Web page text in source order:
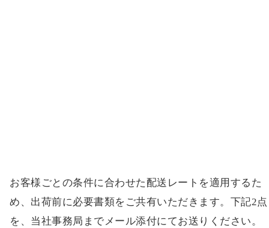
お客様ごとの条件に合わせた配送レートを適用するた
め、出荷前に必要書類をご共有いただきます。下記2点
を、当社事務局までメール添付にてお送りください。